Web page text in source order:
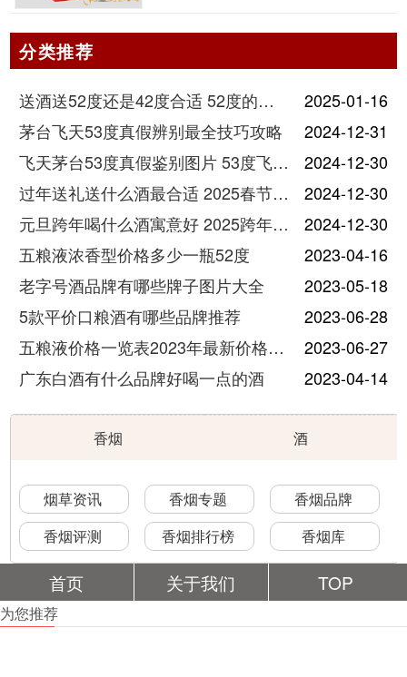
分类推荐
送酒送52度还是42度合适 52度的酒和42度的酒有什么区别
2025-01-16
茅台飞天53度真假辨别最全技巧攻略
2024-12-31
飞天茅台53度真假鉴别图片 53度飞天茅台怎么验真假
2024-12-30
过年送礼送什么酒最合适 2025春节送酒指南
2024-12-30
元旦跨年喝什么酒寓意好 2025跨年热门酒推荐
2024-12-30
五粮液浓香型价格多少一瓶52度
2023-04-16
老字号酒品牌有哪些牌子图片大全
2023-05-18
5款平价口粮酒有哪些品牌推荐
2023-06-28
五粮液价格一览表2023年最新价格及图片
2023-06-27
广东白酒有什么品牌好喝一点的酒
2023-04-14
香烟 酒
烟草资讯 香烟专题
香烟品牌
香烟评测
香烟排行榜 香烟库
首页 关于我们 TOP
为您推荐